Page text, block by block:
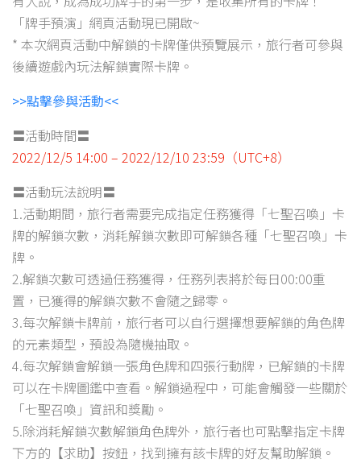
「牌手預演」網頁活動現已開啟~
* 本次網頁活動中解鎖的卡牌僅供預覽展示，旅行者可參與
後續遊戲內玩法解鎖實際卡牌。
>>點擊參與活動<<
〓活動時間〓
2022/12/5 14:00 – 2022/12/10 23:59（UTC+8）
〓活動玩法說明〓
1.活動期間，旅行者需要完成指定任務獲得「七聖召喚」卡
牌的解鎖次數，消耗解鎖次數即可解鎖各種「七聖召喚」卡
牌。
2.解鎖次數可透過任務獲得，任務列表將於每日00:00重
置，已獲得的解鎖次數不會隨之歸零。
3.每次解鎖卡牌前，旅行者可以自行選擇想要解鎖的角色牌
的元素類型，預設為隨機抽取。
4.每次解鎖會解鎖一張角色牌和四張行動牌，已解鎖的卡牌
可以在卡牌圖鑑中查看。解鎖過程中，可能會觸發一些關於
「七聖召喚」資訊和獎勵。
5.除消耗解鎖次數解鎖角色牌外，旅行者也可點擊指定卡牌
下方的【求助】按鈕，找到擁有該卡牌的好友幫助解鎖。